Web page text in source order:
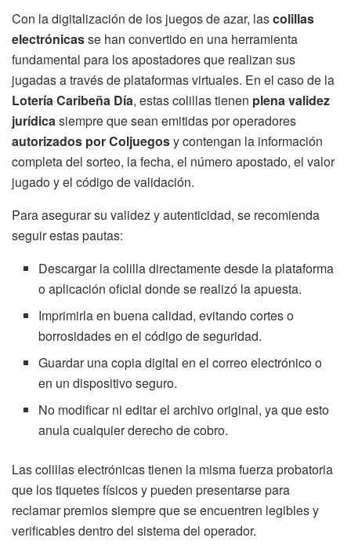
Con la digitalización de los juegos de azar, lascolillas
electrónicasse han convertido en una herramienta
fundamental para los apostadores que realizan sus
jugadas a través de plataformas virtuales. En el caso de la
Lotería Caribeña Día, estas colillas tienen plena validez
jurídicasiempre que sean emitidas por operadores
autorizados por Coljuegosy contengan la información
completa del sorteo, la fecha, el número apostado, el valor
jugado y el código de validación.
Para asegurar su validez y autenticidad, se recomienda
seguir estas pautas:
Descargar la colilla directamente desde la plataforma
o aplicación oficial donde se realizó la apuesta.
Imprimirla en buena calidad, evitando cortes o
borrosidades en el código de seguridad.
Guardar una copia digital en el correo electrónico o
en un dispositivo seguro.
No modificar ni editar el archivo original, ya que esto
anula cualquier derecho de cobro.
Las colillas electrónicas tienen la misma fuerza probatoria
que los tiquetes físicos y pueden presentarse para
reclamar premios siempre que se encuentren legibles y
verificables dentro del sistema del operador.